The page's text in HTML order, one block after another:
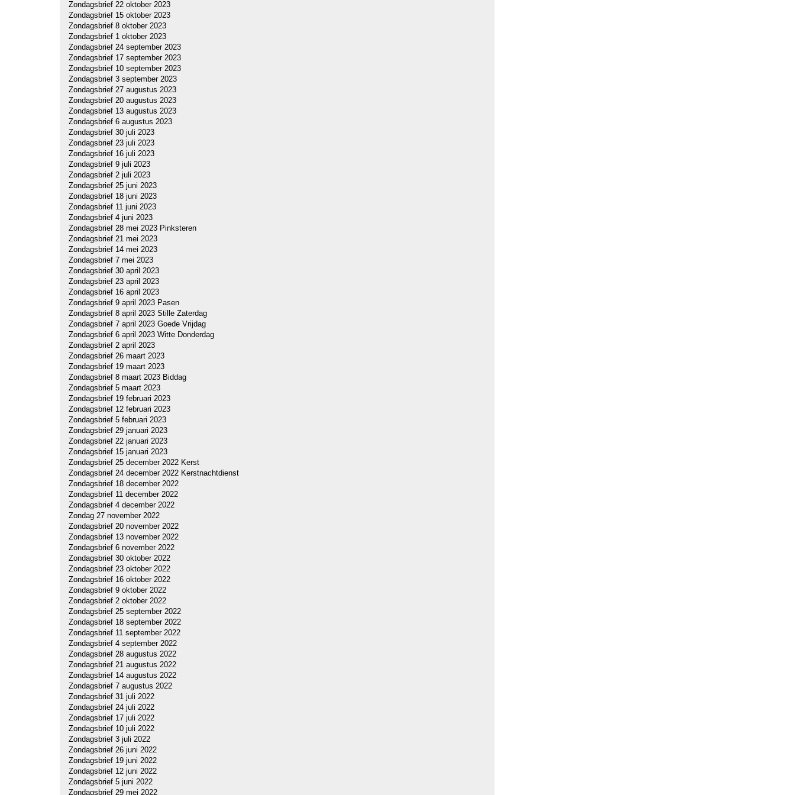
Zondagsbrief 22 oktober 2023
Zondagsbrief 15 oktober 2023
Zondagsbrief 8 oktober 2023
Zondagsbrief 1 oktober 2023
Zondagsbrief 24 september 2023
Zondagsbrief 17 september 2023
Zondagsbrief 10 september 2023
Zondagsbrief 3 september 2023
Zondagsbrief 27 augustus 2023
Zondagsbrief 20 augustus 2023
Zondagsbrief 13 augustus 2023
Zondagsbrief 6 augustus 2023
Zondagsbrief 30 juli 2023
Zondagsbrief 23 juli 2023
Zondagsbrief 16 juli 2023
Zondagsbrief 9 juli 2023
Zondagsbrief 2 juli 2023
Zondagsbrief 25 juni 2023
Zondagsbrief 18 juni 2023
Zondagsbrief 11 juni 2023
Zondagsbrief 4 juni 2023
Zondagsbrief 28 mei 2023 Pinksteren
Zondagsbrief 21 mei 2023
Zondagsbrief 14 mei 2023
Zondagsbrief 7 mei 2023
Zondagsbrief 30 april 2023
Zondagsbrief 23 april 2023
Zondagsbrief 16 april 2023
Zondagsbrief 9 april 2023 Pasen
Zondagsbrief 8 april 2023 Stille Zaterdag
Zondagsbrief 7 april 2023 Goede Vrijdag
Zondagsbrief 6 april 2023 Witte Donderdag
Zondagsbrief 2 april 2023
Zondagsbrief 26 maart 2023
Zondagsbrief 19 maart 2023
Zondagsbrief 8 maart 2023 Biddag
Zondagsbrief 5 maart 2023
Zondagsbrief 19 februari 2023
Zondagsbrief 12 februari 2023
Zondagsbrief 5 februari 2023
Zondagsbrief 29 januari 2023
Zondagsbrief 22 januari 2023
Zondagsbrief 15 januari 2023
Zondagsbrief 25 december 2022 Kerst
Zondagsbrief 24 december 2022 Kerstnachtdienst
Zondagsbrief 18 december 2022
Zondagsbrief 11 december 2022
Zondagsbrief 4 december 2022
Zondag 27 november 2022
Zondagsbrief 20 november 2022
Zondagsbrief 13 november 2022
Zondagsbrief 6 november 2022
Zondagsbrief 30 oktober 2022
Zondagsbrief 23 oktober 2022
Zondagsbrief 16 oktober 2022
Zondagsbrief 9 oktober 2022
Zondagsbrief 2 oktober 2022
Zondagsbrief 25 september 2022
Zondagsbrief 18 september 2022
Zondagsbrief 11 september 2022
Zondagsbrief 4 september 2022
Zondagsbrief 28 augustus 2022
Zondagsbrief 21 augustus 2022
Zondagsbrief 14 augustus 2022
Zondagsbrief 7 augustus 2022
Zondagsbrief 31 juli 2022
Zondagsbrief 24 juli 2022
Zondagsbrief 17 juli 2022
Zondagsbrief 10 juli 2022
Zondagsbrief 3 juli 2022
Zondagsbrief 26 juni 2022
Zondagsbrief 19 juni 2022
Zondagsbrief 12 juni 2022
Zondagsbrief 5 juni 2022
Zondagsbrief 29 mei 2022